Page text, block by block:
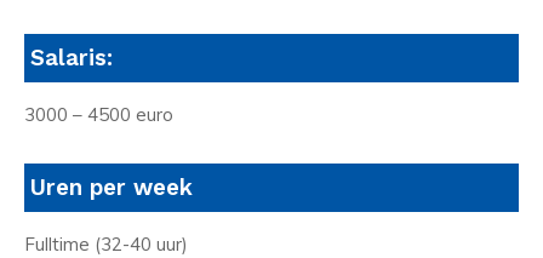
Salaris:
3000 – 4500 euro
Uren per week
Fulltime (32-40 uur)